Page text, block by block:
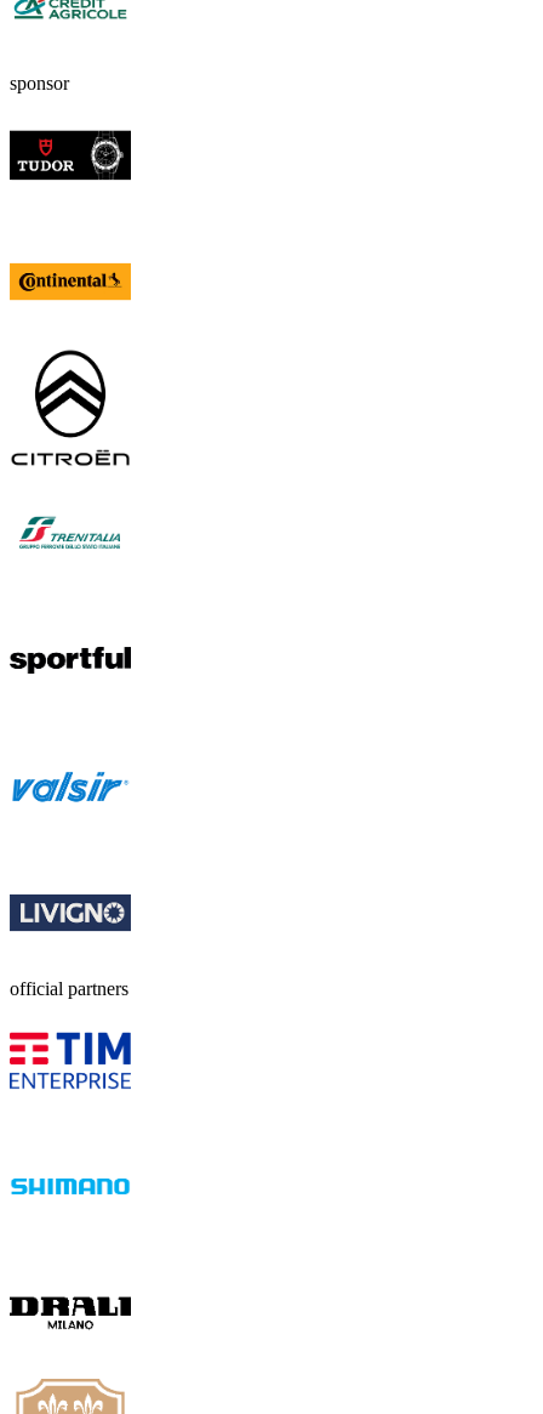
sponsor
official partners